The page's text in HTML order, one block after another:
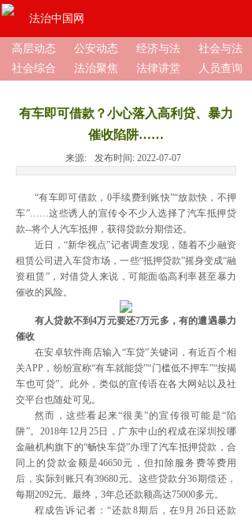
法治中国网
高层动态 公安动态 经济与法
社会与法
社会综合
法治聚焦 法律讲堂 人员查询
有车即可借款？小心落入高利贷、暴力
催收陷阱……
来源: 发布时间: 2022-07-07
“有车即可借款，0手续费到账快”“放款快，不押
车”……这些诱人的宣传令不少人选择了汽车抵押贷
款--将个人汽车抵押，获得贷款分期偿还。
近日，“新华视点”记者调查发现，随着不少融资
租赁公司进入车贷市场，一些“抵押贷款”摇身变成“融
资租赁”，对借贷人来说，可能面临高利率甚至暴力
催收的风险。
有人贷款不到4万元要还7万元多，有的遭遇暴力
催收
在安卓软件商店输入“车贷”关键词，有近百个相
关APP，纷纷宣称“有车就能贷”“门槛低不押车”“按揭
车也可贷”。此外，类似的宣传语在各大网站以及社
交平台也随处可见。
然而，这些看起来“很美”的宣传很可能是“陷
阱”。2018年12月25日，广东中山的程成在深圳投哪
金融机构旗下的“畅快车贷”办理了汽车抵押贷款，合
同上的贷款金额是46650元，但扣除服务费等费用
后，实际到账只有39680元。这些贷款分36期偿还，
每期2092元。最终，3年总还款额高达75000多元。
程成告诉记者：“还款8期后，在9月26日还款